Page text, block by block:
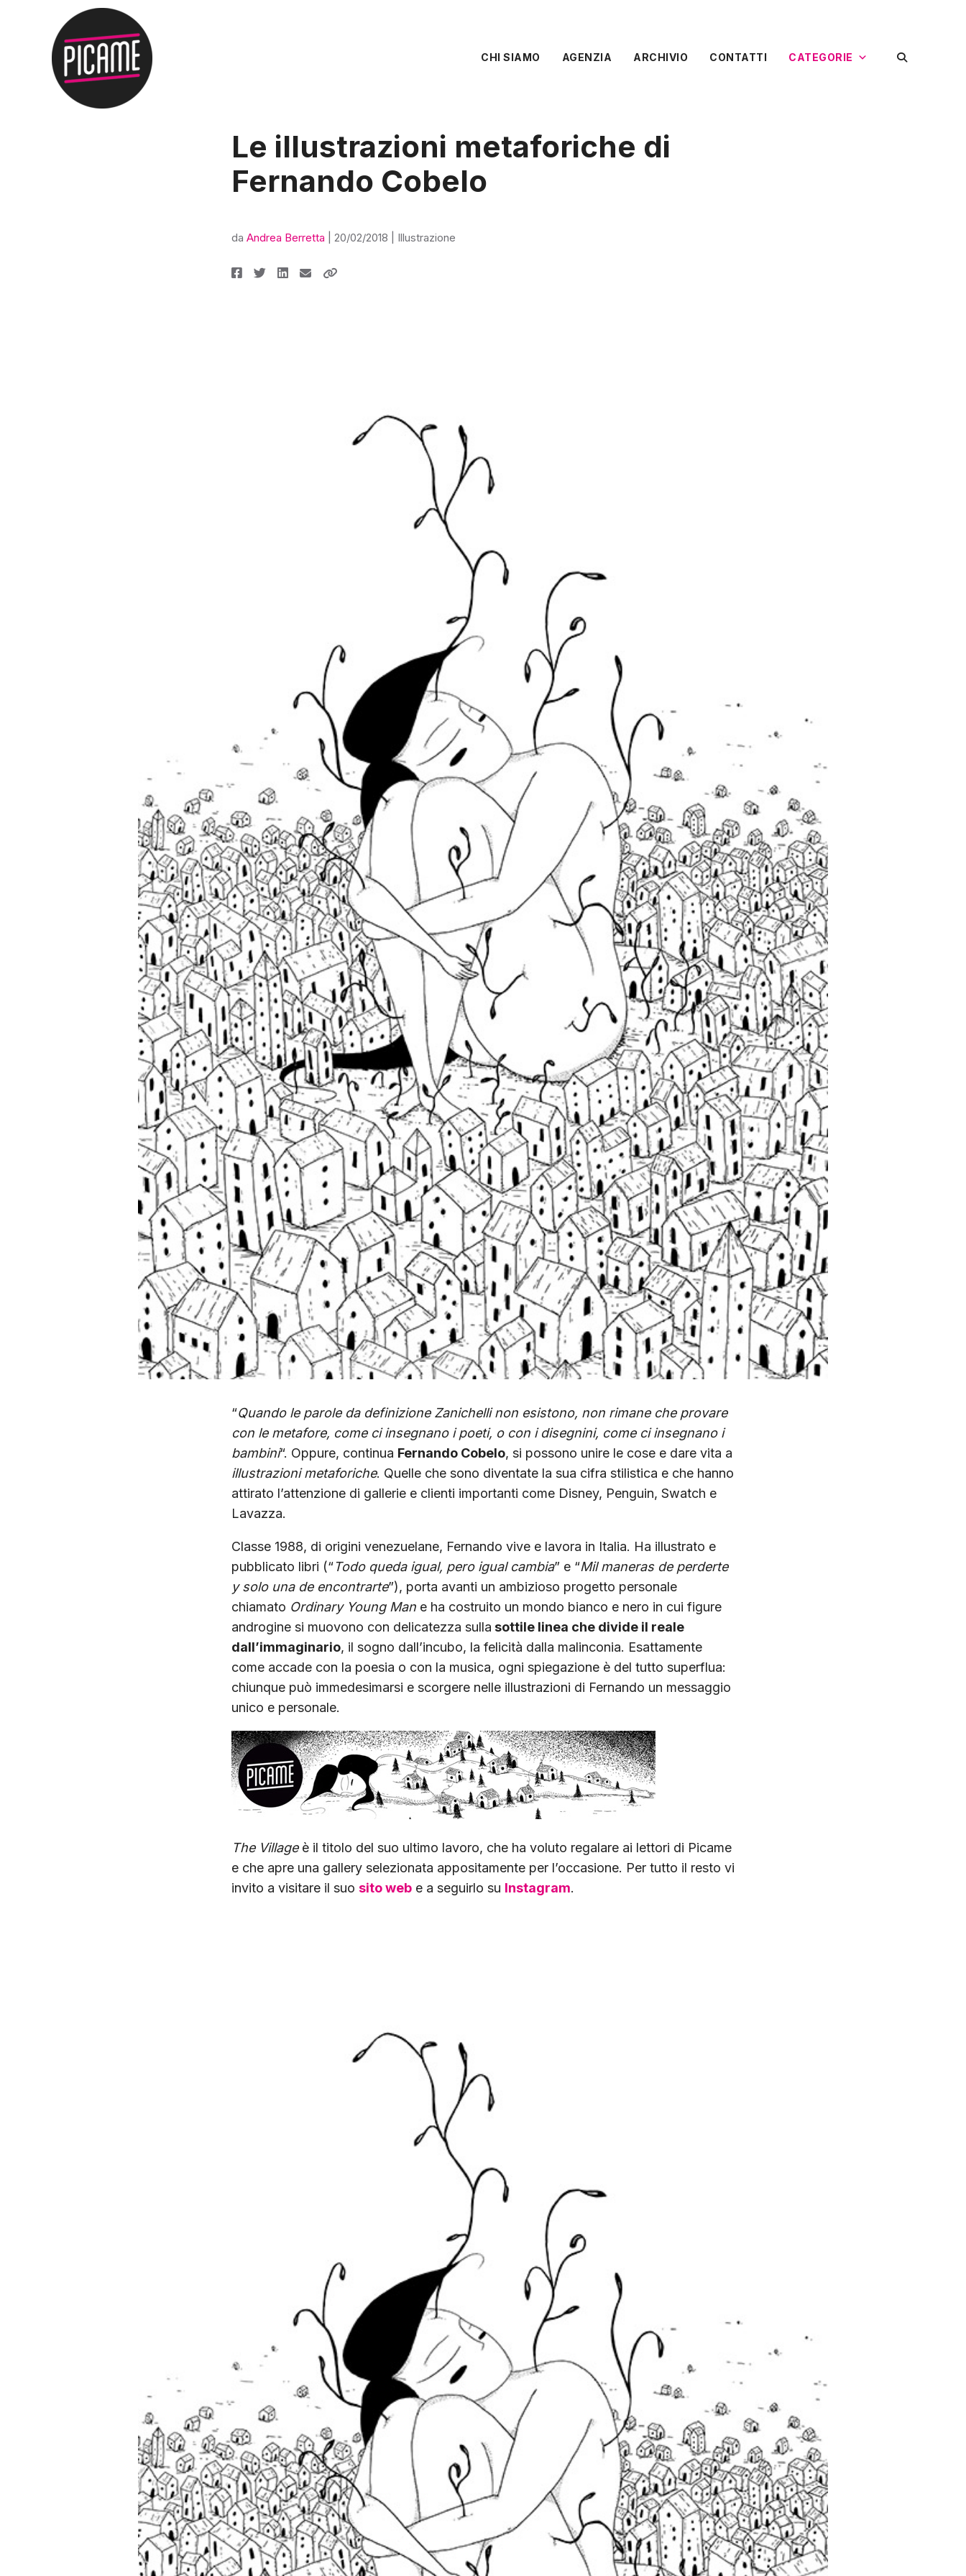
CHI SIAMO AGENZIA ARCHIVIO CONTATTI CATEGORIE
Le illustrazioni metaforiche di
Fernando Cobelo
da Andrea Berretta 20/02/2018 Illustrazione
“Quando le parole da definizione Zanichelli non esistono, non rimane che provare
con le metafore, come ci insegnano i poeti, o con i disegnini, come ci insegnano i
bambini“. Oppure, continua Fernando Cobelo, si possono unire le cose e dare vita a
illustrazioni metaforiche. Quelle che sono diventate la sua cifra stilistica e che hanno
attirato l’attenzione di gallerie e clienti importanti come Disney, Penguin, Swatch e
Lavazza.
Classe 1988, di origini venezuelane, Fernando vive e lavora in Italia. Ha illustrato e
pubblicato libri (“Todo queda igual, pero igual cambia” e “Mil maneras de perderte
y solo una de encontrarte”), porta avanti un ambizioso progetto personale
chiamato Ordinary Young Man e ha costruito un mondo bianco e nero in cui figure
androgine si muovono con delicatezza sulla sottile linea che divide il reale
dall’immaginario, il sogno dall’incubo, la felicità dalla malinconia. Esattamente
come accade con la poesia o con la musica, ogni spiegazione è del tutto superflua:
chiunque può immedesimarsi e scorgere nelle illustrazioni di Fernando un messaggio
unico e personale.
The Villageè il titolo del suo ultimo lavoro, che ha voluto regalare ai lettori di Picame
e che apre una gallery selezionata appositamente per l’occasione. Per tutto il resto vi
invito a visitare il suo sito web e a seguirlo su Instagram.